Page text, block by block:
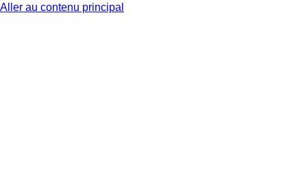
Aller au contenu principal